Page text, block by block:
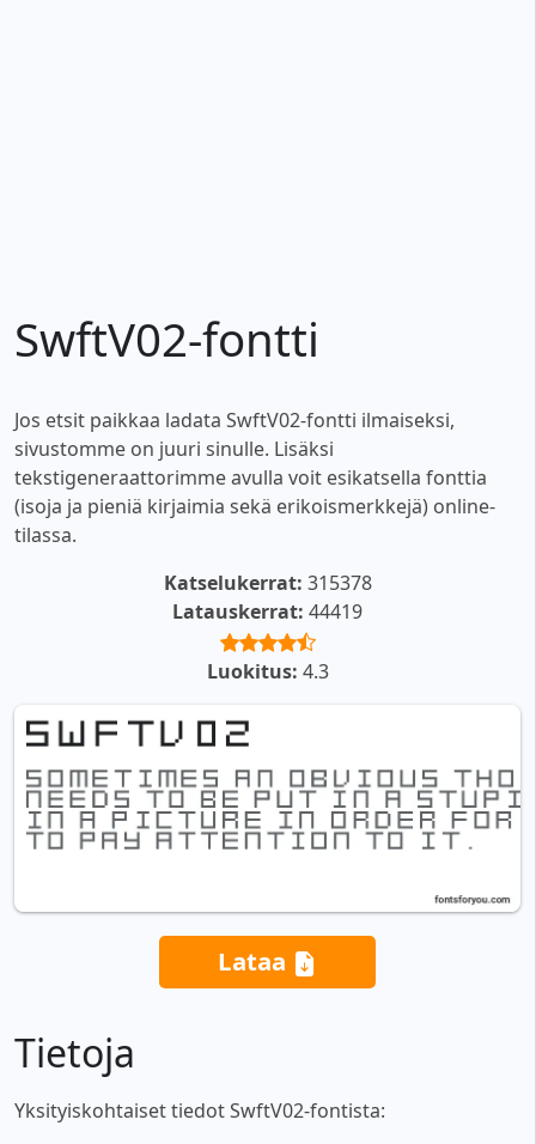
SwftV02-fontti
Jos etsit paikkaa ladata SwftV02-fontti ilmaiseksi,
sivustomme on juuri sinulle. Lisäksi
tekstigeneraattorimme avulla voit esikatsella fonttia
(isoja ja pieniä kirjaimia sekä erikoismerkkejä) online-
tilassa.
Katselukerrat: 315378
Latauskerrat: 44419
Luokitus: 4.3
Lataa
Tietoja
Yksityiskohtaiset tiedot SwftV02-fontista: